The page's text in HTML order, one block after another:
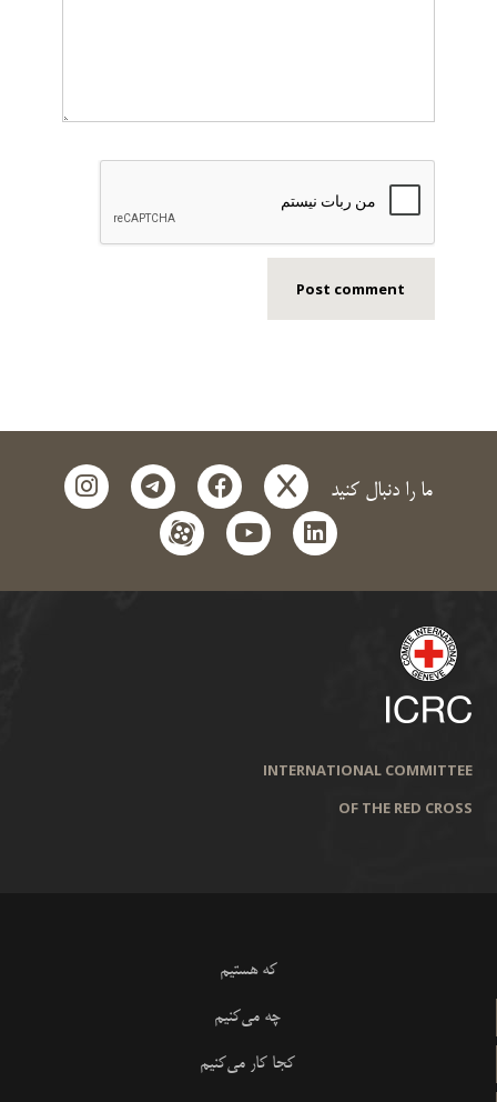
ما را دنبال کنید x
facebook
telegram
instagram
linkedin
youtube
aparat
INTERNATIONAL COMMITTEE
OF THE RED CROSS
که هستیم
چه می‌کنیم
کجا کار می‌کنیم